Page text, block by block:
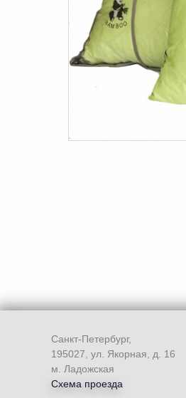
Санкт-Петербург,
195027, ул. Якорная, д. 16
м. Ладожская
Схема проезда